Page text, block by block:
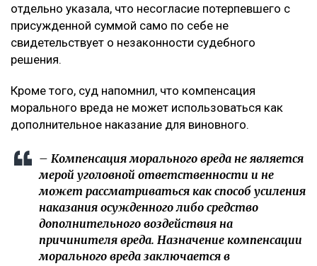
отдельно указала, что несогласие потерпевшего с
присужденной суммой само по себе не
свидетельствует о незаконности судебного
решения.
Кроме того, суд напомнил, что компенсация
морального вреда не может использоваться как
дополнительное наказание для виновного.
– Компенсация морального вреда не является
мерой уголовной ответственности и не
может рассматриваться как способ усиления
наказания осужденного либо средство
дополнительного воздействия на
причинителя вреда. Назначение компенсации
морального вреда заключается в